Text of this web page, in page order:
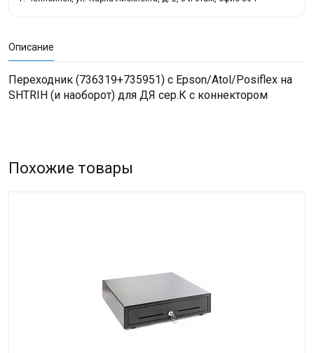
Описание
Переходник (736319+735951) с Epson/Atol/Posiflex на
SHTRIH (и наоборот) для ДЯ сер.К с коннектором
Похожие товары